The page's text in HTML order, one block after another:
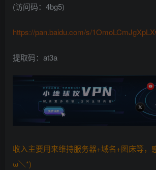
(访问码：4bg5)
https://pan.baidu.com/s/
提取码：at3a
收入主要用来维持服务器+域名+图床等
ω＼*)